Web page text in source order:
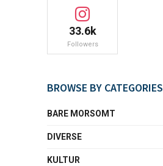
33.6k
Followers
BROWSE BY CATEGORIES
BARE MORSOMT
DIVERSE
KULTUR